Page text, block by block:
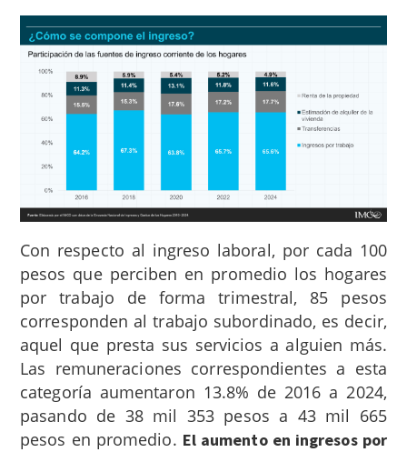
Con respecto al ingreso laboral, por cada 100
pesos que perciben en promedio los hogares
por trabajo de forma trimestral, 85 pesos
corresponden al trabajo subordinado, es decir,
aquel que presta sus servicios a alguien más.
Las remuneraciones correspondientes a esta
categoría aumentaron 13.8% de 2016 a 2024,
pasando de 38 mil 353 pesos a 43 mil 665
pesos en promedio. El aumento en ingresos por